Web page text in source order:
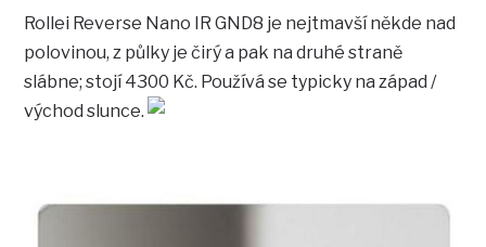
Rollei Reverse Nano IR GND8 je nejtmavší někde nad
polovinou, z půlky je čirý a pak na druhé straně
slábne; stojí 4300 Kč. Používá se typicky na západ /
východ slunce.